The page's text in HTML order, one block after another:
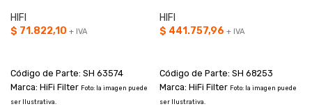
HIFI
$ 71.822,10 + IVA
Código de Parte: SH 63574
Marca: HiFi Filter Foto: la imagen puede
ser Ilustrativa.
HIFI
$ 441.757,96 + IVA
Código de Parte: SH 68253
Marca: HiFi Filter Foto: la imagen puede
ser Ilustrativa.